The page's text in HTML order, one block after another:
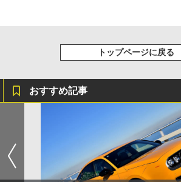
トップページに戻る
おすすめ記事